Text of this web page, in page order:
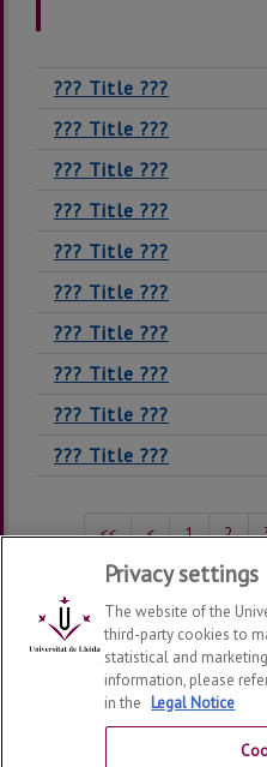
??? Title ???
??? Title ???
??? Title ???
??? Title ???
??? Title ???
??? Title ???
??? Title ???
??? Title ???
??? Title ???
??? Title ???
<< < 1 2
Agenda 2030 / Sustainable
Privacy settings
The website of the
third-party cookies to
statistical and
information, please
in the Legal Notice